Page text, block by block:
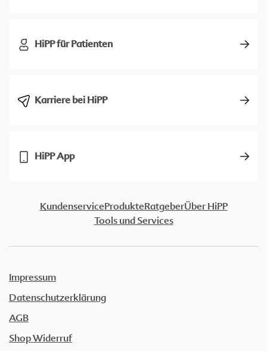
HiPP für Patienten
Karriere bei HiPP
HiPP App
KundenserviceProdukteRatgeberÜber HiPP
Tools und Services
Impressum
Datenschutzerklärung
AGB
Shop Widerruf